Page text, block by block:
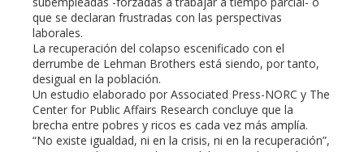
que se declaran frustradas con las perspectivas
laborales.
La recuperación del colapso escenificado con el
derrumbe de Lehman Brothers está siendo, por tanto,
desigual en la población.
Un estudio elaborado por Associated Press-NORC y The
Center for Public Affairs Research concluye que la
brecha entre pobres y ricos es cada vez más amplía.
“No existe igualdad, ni en la crisis, ni en la recuperación”,